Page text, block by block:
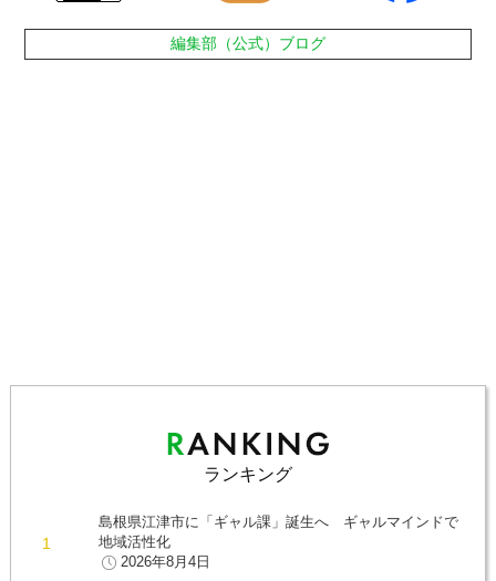
編集部（公式）ブログ
ランキング
島根県江津市に「ギャル課」誕生へ ギャルマインドで
地域活性化
2026年8月4日